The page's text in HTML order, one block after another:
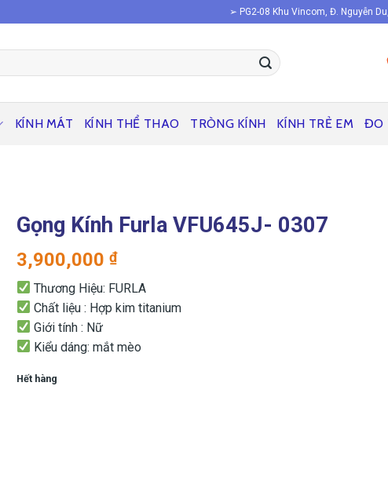
➢ PG2-08 Khu Vincom, Đ. Nguyễn
KÍNH MÁT KÍNH THỂ THAO TRÒNG KÍNH KÍNH TRẺ EM ĐO
Gọng Kính Furla VFU645J- 0307
3,900,000 ₫
Thương Hiệu: FURLA
Chất liệu : Hợp kim titanium
Giới tính : Nữ
Kiểu dáng: mắt mèo
Hết hàng